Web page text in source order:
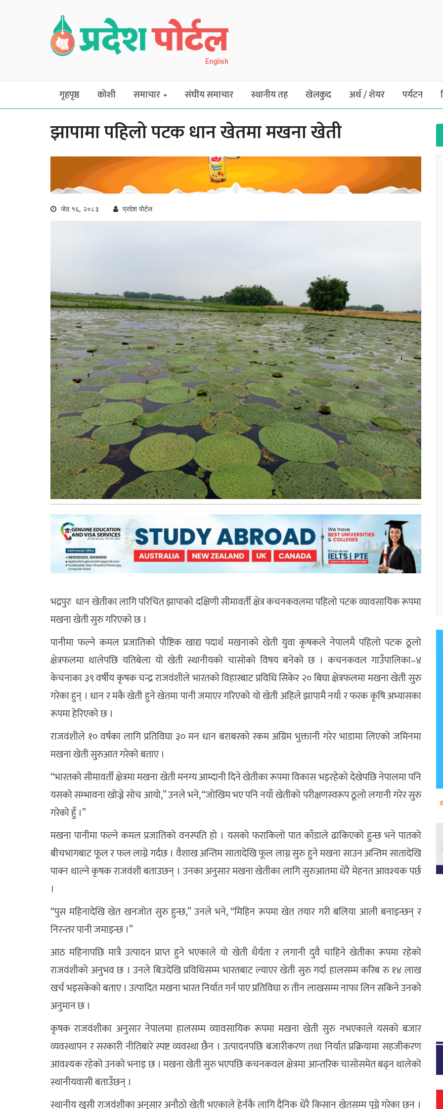
English
गृहपृष्ठ कोशी समाचार संघीय समाचार स्थानीय तह खेलकुद अर्थ / शेयर पर्यटन
झापामा पहिलो पटक धान खेतमा मखना खेती
जेठ १६, २०८३ प्रदेश पोर्टल
भद्रपुरः धान खेतीका लागि परिचित झापाको दक्षिणी सीमावर्ती क्षेत्र कचनकवलमा पहिलो पटक व्यावसायिक रूपमा
मखना खेती सुरु गरिएको छ ।
पानीमा फल्ने कमल प्रजातिको पौष्टिक खाद्य पदार्थ मखनाको खेती युवा कृषकले नेपालमै पहिलो पटक ठूलो
क्षेत्रफलमा थालेपछि यतिबेला यो खेती स्थानीयको चासोको विषय बनेको छ । कचनकवल गाउँपालिका–४
केचनाका ३९ वर्षीय कृषक चन्द्र राजवंशीले भारतको विहारबाट प्रविधि सिकेर २० बिघा क्षेत्रफलमा मखना खेती सुरु
गरेका हुन् । धान र मकै खेती हुने खेतमा पानी जमाएर गरिएको यो खेती अहिले झापामै नयाँ र फरक कृषि अभ्यासका
रूपमा हेरिएको छ ।
राजवंशीले १० वर्षका लागि प्रतिविघा ३० मन धान बराबरको रकम अग्रिम भुक्तानी गरेर भाडामा लिएको जमिनमा
मखना खेती सुरुआत गरेको बताए ।
“भारतको सीमावर्ती क्षेत्रमा मखना खेती मनग्य आम्दानी दिने खेतीका रूपमा विकास भइरहेको देखेपछि नेपालमा पनि
यसको सम्भावना खोज्ने सोच आयो,” उनले भने, “जोखिम भए पनि नयाँ खेतीको परीक्षणस्वरूप ठूलो लगानी गरेर सुरु
गरेको हुँ ।”
मखना पानीमा फल्ने कमल प्रजातिको वनस्पति हो । यसको फराकिलो पात काँडाले ढाकिएको हुन्छ भने पातको
बीचभागबाट फूल र फल लाग्ने गर्दछ । वैशाख अन्तिम सातादेखि फूल लाग्न सुरु हुने मखना साउन अन्तिम सातादेखि
पाक्न थाल्ने कृषक राजवंशी बताउछन् । उनका अनुसार मखना खेतीका लागि सुरुआतमा धेरै मेहनत आवश्यक पर्छ
।
“पुस महिनादेखि खेत खनजोत सुरु हुन्छ,” उनले भने, “मिहिन रूपमा खेत तयार गरी बलिया आली बनाइन्छन् र
निरन्तर पानी जमाइन्छ ।”
आठ महिनापछि मात्रै उत्पादन प्राप्त हुने भएकाले यो खेती धैर्यता र लगानी दुवै चाहिने खेतीका रूपमा रहेको
राजवंशीको अनुभव छ । उनले बिउदेखि प्रविधिसम्म भारतबाट ल्याएर खेती सुरु गर्दा हालसम्म करिब रु १४ लाख
खर्च भइसकेको बताए । उत्पादित मखना भारत निर्यात गर्न पाए प्रतिविघा रु तीन लाखसम्म नाफा लिन सकिने उनको
अनुमान छ ।
कृषक राजवंशीका अनुसार नेपालमा हालसम्म व्यावसायिक रूपमा मखना खेती सुरु नभएकाले यसको बजार
व्यवस्थापन र सरकारी नीतिबारे स्पष्ट व्यवस्था छैन । उत्पादनपछि बजारीकरण तथा निर्यात प्रक्रियामा सहजीकरण
आवश्यक रहेको उनको भनाइ छ । मखना खेती सुरु भएपछि कचनकवल क्षेत्रमा आन्तरिक चासोसमेत बढ्न थालेको
स्थानीयवासी बताउँछन् ।
स्थानीय खुसी राजवंशीका अनुसार अनौठो खेती भएकाले हेर्नकै लागि दैनिक धेरै किसान खेतसम्म पुग्ने गरेका छन् ।